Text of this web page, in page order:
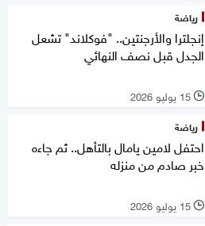
رياضة
إنجلترا والأرجنتين.. "فوكلاند" تشعل
الجدل قبل نصف النهائي
l 15 يوليو 2026
رياضة
احتفل لامين يامال بالتأهل.. ثم جاءه
خبر صادم من منزله
l 15 يوليو 2026